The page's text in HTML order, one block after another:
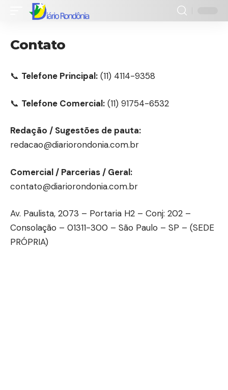
Contato
📞 Telefone Principal: (11) 4114-9358
📞 Telefone Comercial: (11) 91754-6532
Redação / Sugestões de pauta:
redacao@diariorondonia.com.br
Comercial / Parcerias / Geral:
contato@diariorondonia.com.br
Av. Paulista, 2073 – Portaria H2 – Conj: 202 –
Consolação – 01311-300 – São Paulo – SP – (SEDE
PRÓPRIA)